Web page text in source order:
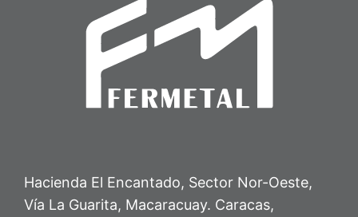
Hacienda El Encantado, Sector Nor-Oeste,
Vía La Guarita, Macaracuay. Caracas,